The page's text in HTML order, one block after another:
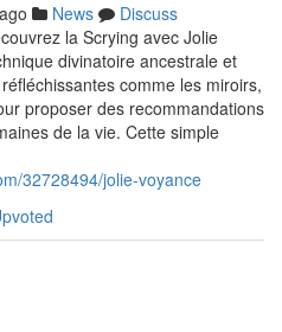
News
Discuss
la Scrying avec Jolie
divinatoire ancestrale et
comme les miroirs,
proposer des recommandations
de la vie. Cette simple
32728494/jolie-voyance